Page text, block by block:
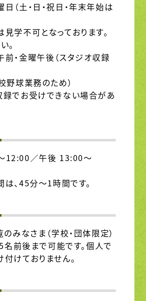
（土・日・祝日・年末年始は
学不可となっております。
。
・金曜午後（スタジオ収録
野球業務のため）
でお受けできない場合があ
12:00／午後 13:00～
、45分～1時間です。
みなさま（学校・団体限定）
名前後まで可能です。個人で
けておりません。